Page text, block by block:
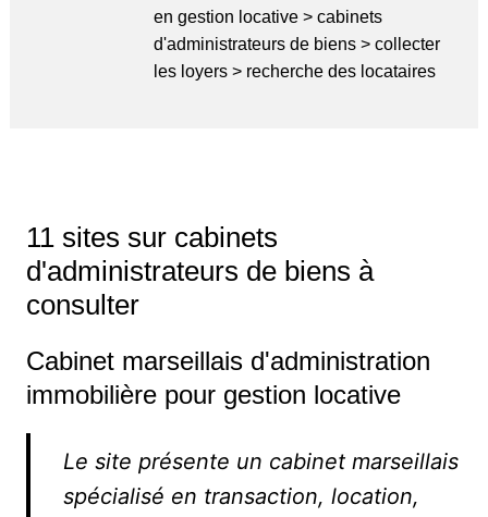
en gestion locative >cabinets
d'administrateurs de biens >collecter
les loyers > recherche des locataires
11 sites sur cabinets
d'administrateurs de biens à
consulter
Cabinet marseillais d'administration
immobilière pour gestion locative
Le site présente un cabinet marseillais
spécialisé en transaction, location,